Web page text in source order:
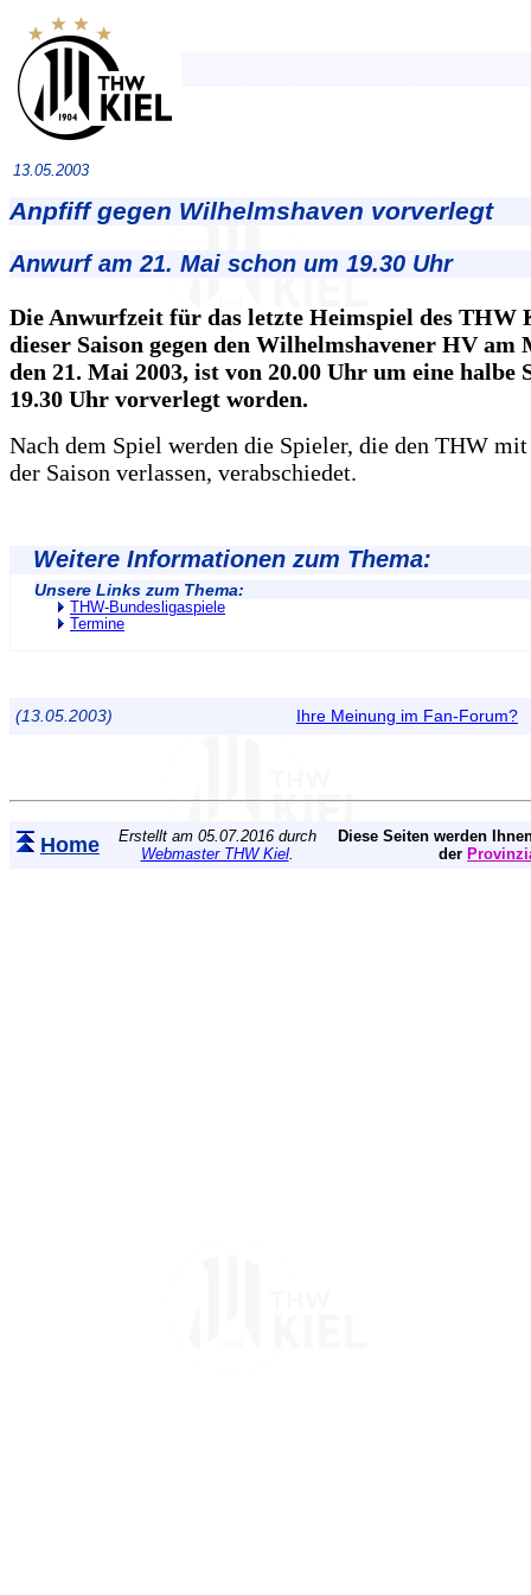
13.05.2003
Anpfiff gegen Wilhelmshaven vorverlegt
Anwurf am 21. Mai schon um 19.30 Uhr
Die Anwurfzeit für das letzte Heimspiel des THW
dieser Saison gegen den Wilhelmshavener HV am
den 21. Mai 2003, ist von 20.00 Uhr um eine halbe
19.30 Uhr vorverlegt worden.
Nach dem Spiel werden die Spieler, die den THW
der Saison verlassen, verabschiedet.
Weitere Informationen zum Thema:
Unsere Links zum Thema:
THW-Bundesligaspiele
Termine
(13.05.2003) Ihre Meinung im Fan-Forum?
Home
Erstellt am 05.07.2016 durch
Webmaster THW Kiel.
Diese Seiten werden
der